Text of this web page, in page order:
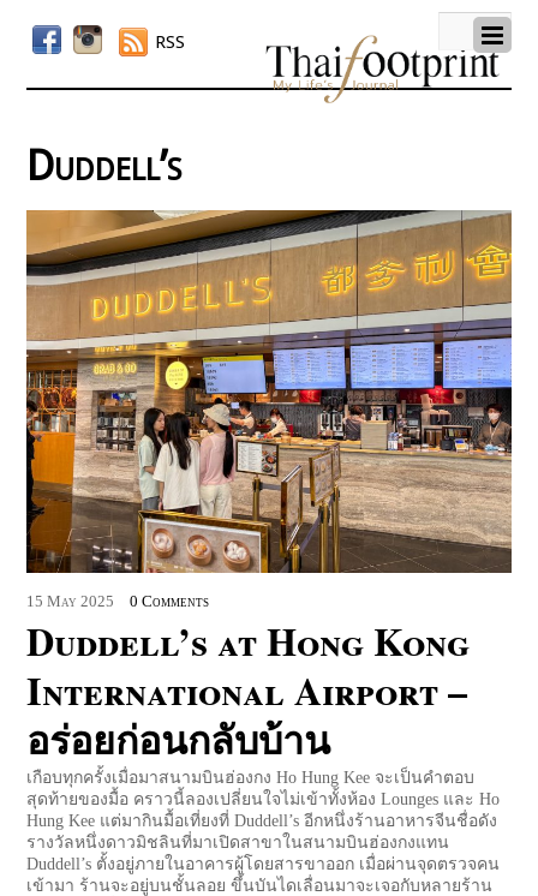
RSS
Duddell’s
15 May 2025 0 Comments
Duddell’s at Hong Kong
International Airport –
อร่อยก่อนกลับบ้าน
เกือบทุกครั้งเมื่อมาสนามบินฮ่องกง Ho Hung Kee จะเป็นคำตอบ
สุดท้ายของมื้อ คราวนี้ลองเปลี่ยนใจไม่เข้าทั้งห้อง ​Lounges และ Ho
Hung Kee แต่มากินมื้อเที่ยงที่ Duddell’s อีกหนึ่งร้านอาหารจีนชื่อดัง
รางวัลหนึ่งดาวมิชลินที่มาเปิดสาขาในสนามบินฮ่องกงแทน
Duddell’s ตั้งอยู่ภายในอาคารผู้โดยสารขาออก เมื่อผ่านจุดตรวจคน
เข้ามา ร้านจะอยู่บนชั้นลอย ขึ้นบันไดเลื่อนมาจะเจอกับหลายร้าน